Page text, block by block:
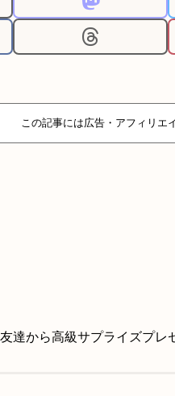
この記事には広告・アフィリエ
達から高級サプライズプレ